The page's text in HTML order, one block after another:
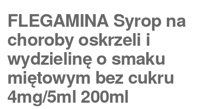
FLEGAMINA Syrop na
choroby oskrzeli i
wydzielinę o smaku
miętowym bez cukru
4mg/5ml 200ml